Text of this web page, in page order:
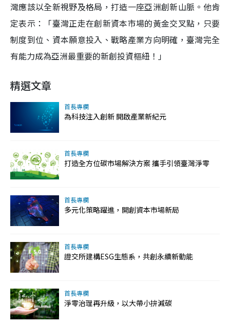
灣應該以全新視野及格局，打造一座亞洲創新山脈。他肯
定表示：「臺灣正走在創新資本市場的黃金交叉點，只要
制度到位、資本願意投入、戰略產業方向明確，臺灣完全
有能力成為亞洲最重要的新創投資樞紐！」
精選文章
首長專欄
為科技注入創新 開啟產業新紀元
首長專欄
打造全方位碳市場解決方案 攜手引領臺灣淨零
首長專欄
多元化策略躍進，開創資本市場新局
首長專欄
證交所建構ESG生態系，共創永續新動能
首長專欄
淨零治理再升級，以大帶小拚減碳